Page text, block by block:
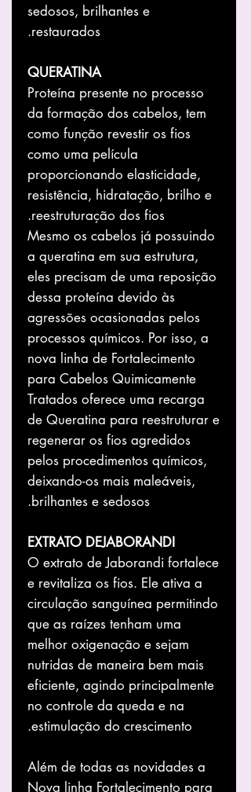
sedosos, brilhantes e
restaurados.
QUERATINA
Proteína presente no processo
da formação dos cabelos, tem
como função revestir os fios
como uma película
proporcionando elasticidade,
resistência, hidratação, brilho e
reestruturação dos fios.
Mesmo os cabelos já possuindo
a queratina em sua estrutura,
eles precisam de uma reposição
dessa proteína devido às
agressões ocasionadas pelos
processos químicos. Por isso, a
nova linha de Fortalecimento
para Cabelos Quimicamente
Tratados oferece uma recarga
de Queratina para reestruturar e
regenerar os fios agredidos
pelos procedimentos químicos,
deixando-os mais maleáveis,
brilhantes e sedosos.
EXTRATO DEJABORANDI
O extrato de Jaborandi fortalece
e revitaliza os fios. Ele ativa a
circulação sanguínea permitindo
que as raízes tenham uma
melhor oxigenação e sejam
nutridas de maneira bem mais
eficiente, agindo principalmente
no controle da queda e na
estimulação do crescimento.
Além de todas as novidades a
Nova linha Fortalecimento para